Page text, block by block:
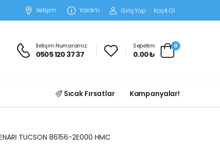
İletişim Yardım Giriş Yap / Kayıt Ol
İletişim Numaramız:
0505 120 37 37
Sepetim:
0.00 ₺
0
Sıcak Fırsatlar Kampanyalar!
TUCSON 86156-2E000 HMC